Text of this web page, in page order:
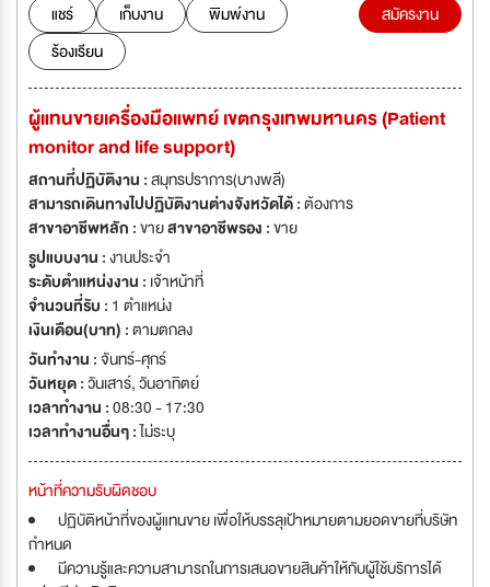
แชร์ เก็บงาน
พิมพ์งาน
ร้องเรียน
สมัครงาน
ผู้แทนขายเครื่องมือแพทย์ เขตกรุงเทพมหานคร (Patient
monitor and life support)
สถานที่ปฏิบัติงาน :สมุทรปราการ(บางพลี)
สามารถเดินทางไปปฏิบัติงานต่างจังหวัดได้ :ต้องการ
สาขาอาชีพหลัก :ขายสาขาอาชีพรอง :ขาย
รูปแบบงาน :งานประจำ
ระดับตำแหน่งงาน : เจ้าหน้าที่
จำนวนที่รับ : 1 ตำแหน่ง
เงินเดือน(บาท) :ตามตกลง
วันทำงาน :จันทร์-ศุกร์
วันหยุด :วันเสาร์,วันอาทิตย์
เวลาทำงาน :08:30 - 17:30
เวลาทำงานอื่นๆ :ไม่ระบุ
หน้าที่ความรับผิดชอบ
ปฏิบัติหน้าที่ของผู้แทนขาย เพื่อให้บรรลุเป้าหมายตามยอดขายที่บริษัท
กำหนด
มีความรู้และความสามารถในการเสนอขายสินค้าให้กับผู้ใช้บริการได้